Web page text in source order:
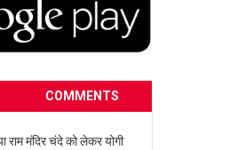
COMMENTS
राम मंदिर चंदे को लेकर योगी